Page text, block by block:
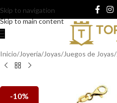
Skip to navigation
Skip to main content
Inicio/Joyería/Joyas/Juegos de Joyas/
-10%